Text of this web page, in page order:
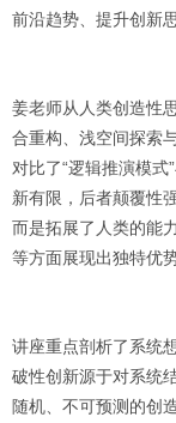
前沿趋势、提升创新
姜老师从人类创造性
合重构、浅空间探索
对比了“逻辑推演模式
新有限，后者颠覆性
而是拓展了人类的能
等方面展现出独特优势
讲座重点剖析了系统
破性创新源于对系统
随机、不可预测的创